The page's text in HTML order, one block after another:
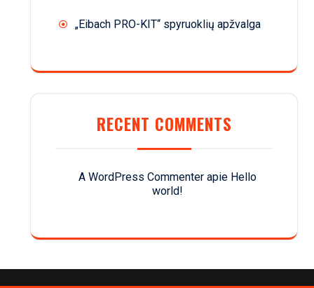
„Eibach PRO-KIT“ spyruoklių apžvalga
RECENT COMMENTS
A WordPress Commenter apie Hello
world!